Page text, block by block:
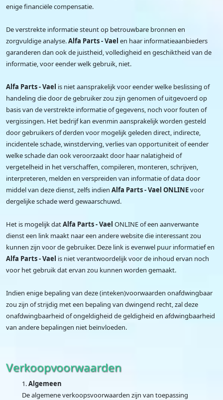
enige financiële compensatie.
De verstrekte informatie steunt op betrouwbare bronnen en
zorgvuldige analyse.Alfa Parts - Vael en haar informatieaanbieders
garanderen dan ook de juistheid, volledigheid en geschiktheid van de
informatie, voor eender welk gebruik, niet.
Alfa Parts - Vael is niet aansprakelijk voor eender welke beslissing of
handeling die door de gebruiker zou zijn genomen of uitgevoerd op
basis van de verstrekte informatie of gegevens, noch voor fouten of
vergissingen. Het bedrijf kan evenmin aansprakelijk worden gesteld
door gebruikers of derden voor mogelijk geleden direct, indirecte,
incidentele schade, winstderving, verlies van opportuniteit of eender
welke schade dan ook veroorzaakt door haar nalatigheid of
vergetelheid in het verschaffen, compileren, monteren, schrijven,
interpreteren, melden en verspreiden van informatie of data door
middel van deze dienst, zelfs indien Alfa Parts - Vael ONLINEvoor
dergelijke schade werd gewaarschuwd.
Het is mogelijk datAlfa Parts - Vael ONLINE of een aanverwante
dienst een link maakt naar een andere website die interessant zou
kunnen zijn voor de gebruiker. Deze link is evenwel puur informatief en
Alfa Parts - Vael is niet verantwoordelijk voor de inhoud ervan noch
voor het gebruik dat ervan zou kunnen worden gemaakt.
Indien enige bepaling van deze (inteken)voorwaarden onafdwingbaar
zou zijn of strijdig met een bepaling van dwingend recht, zal deze
onafdwingbaarheid of ongeldigheid de geldigheid en afdwingbaarheid
van andere bepalingen niet beïnvloeden.
Verkoopvoorwaarden
Algemeen
De algemene verkoopsvoorwaarden zijn van toepassing